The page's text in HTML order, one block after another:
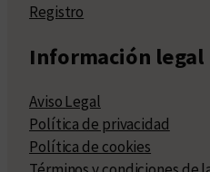
Registro
Información legal
Aviso Legal
Política de privacidad
Política de cookies